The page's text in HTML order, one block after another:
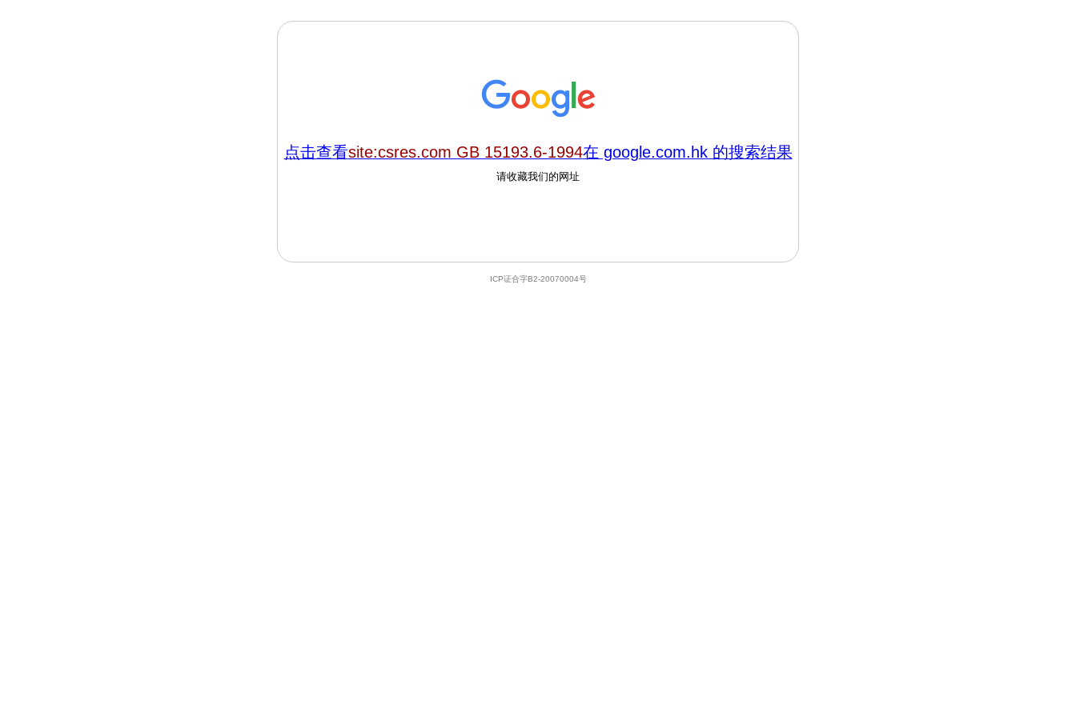
点击查看site:csres.com GB 15193.6-1994在 google.com.hk 的搜索结果
请收藏我们的网址
ICP证合字B2-20070004号